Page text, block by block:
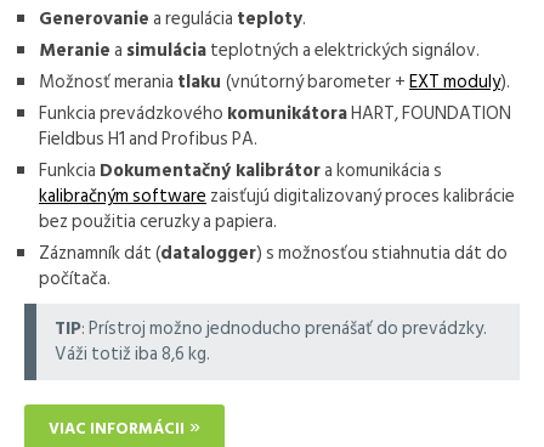
Generovaniea regulácia teploty.
Meraniea simuláciateplotných a elektrických signálov.
Možnosť merania tlaku (vnútorný barometer +EXT moduly).
Funkcia prevádzkového komunikátoraHART, FOUNDATION
Fieldbus H1 and Profibus PA.
Funkcia Dokumentačný kalibrátora komunikácia s
kalibračným softwarezaisťujú digitalizovaný proces kalibrácie
bez použitia ceruzky a papiera.
Záznamník dát (datalogger) s možnosťou stiahnutia dát do
počítača.
TIP: Prístroj možno jednoducho prenášať do prevádzky.
Váži totiž iba 8,6 kg.
VIAC INFORMÁCII